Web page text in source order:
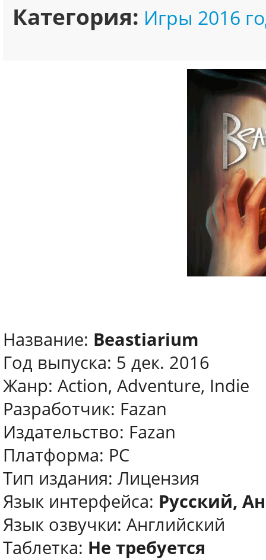
Категория: Игры 2016
Название: Beastiarium
Год выпуска: 5 дек. 2016
Жанр: Action, Adventure, Indie
Разработчик: Fazan
Издательство: Fazan
Платформа: PC
Тип издания: Лицензия
Язык интерфейса: Русский,
Язык озвучки: Английский
Таблeтка: Не требуется